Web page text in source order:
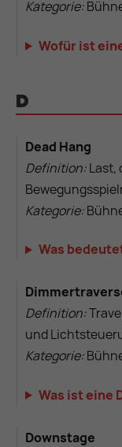
Kategorie:
Wofür ist
D
Dead Hang
Definition:Last,
Kategorie:
Was
Definition:
und
Kategorie:
Was ist eine
Downstage